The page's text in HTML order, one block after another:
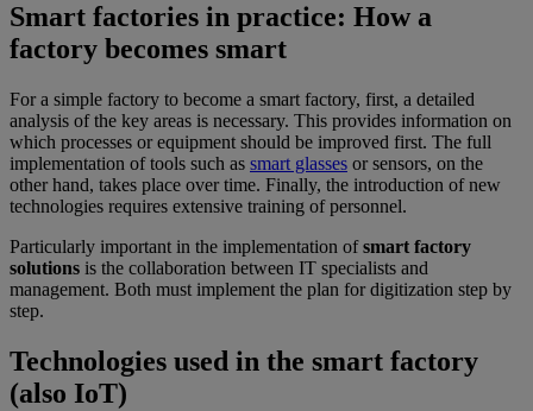
Smart factories in practice: How a
factory becomes smart
For a simple factory to become a smart factory, first, a detailed
analysis of the key areas is necessary. This provides information on
which processes or equipment should be improved first. The full
implementation of tools such as smart glasses or sensors, on the
other hand, takes place over time. Finally, the introduction of new
technologies requires extensive training of personnel.
Particularly important in the implementation ofsmart factory
solutions is the collaboration between IT specialists and
management. Both must implement the plan for digitization step by
step.
Technologies used in the smart factory
(also IoT)